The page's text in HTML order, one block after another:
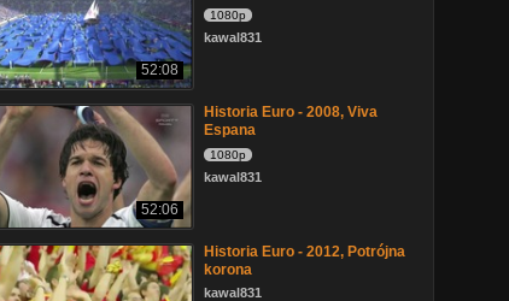
52:08
1080p
kawal831
52:06
Historia Euro - 2008, Viva
Espana
1080p
kawal831
Historia Euro - 2012, Potrójna
korona
kawal831